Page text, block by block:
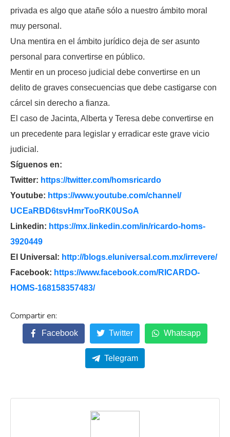
privada es algo que atañe sólo a nuestro ámbito moral
muy personal.
Una mentira en el ámbito jurídico deja de ser asunto
personal para convertirse en público.
Mentir en un proceso judicial debe convertirse en un
delito de graves consecuencias que debe castigarse con
cárcel sin derecho a fianza.
El caso de Jacinta, Alberta y Teresa debe convertirse en
un precedente para legislar y erradicar este grave vicio
judicial.
Síguenos en:
Twitter: https://twitter.com/homsricardo
Youtube: https://www.youtube.com/channel/
UCEaRBD6tsvHmrTooRK0USoA
Linkedin: https://mx.linkedin.com/in/ricardo-homs-
3920449
El Universal: http://blogs.eluniversal.com.mx/irrevere/
Facebook: https://www.facebook.com/RICARDO-
HOMS-168158357483/
Facebook Twitter Whatsapp
Telegram